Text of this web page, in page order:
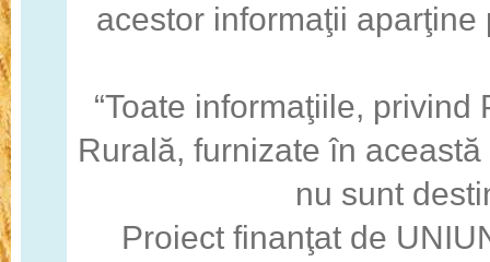
acestor informaţii
“Toate informaţiile,
Rurală, furnizate în
nu sunt
Proiect finanţat de